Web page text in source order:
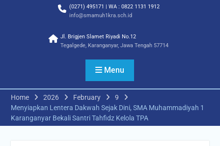
Awalussanah Penuh Makna
Rekapitulasi Realisasi
2026
(0271) 495171 | WA : 0822 1131 1912
info@smamuh1kra.sch.id
Jl. Brigjen Slamet Riyadi No.12
Tegalgede, Karanganyar, Jawa Tengah 57714
Menu
Home 2026 February
9
Menyiapkan Lentera Dakwah Sejak Dini, SMA Muhammadiyah 1
Karanganyar Bekali Santri Tahfidz Kelola TPA